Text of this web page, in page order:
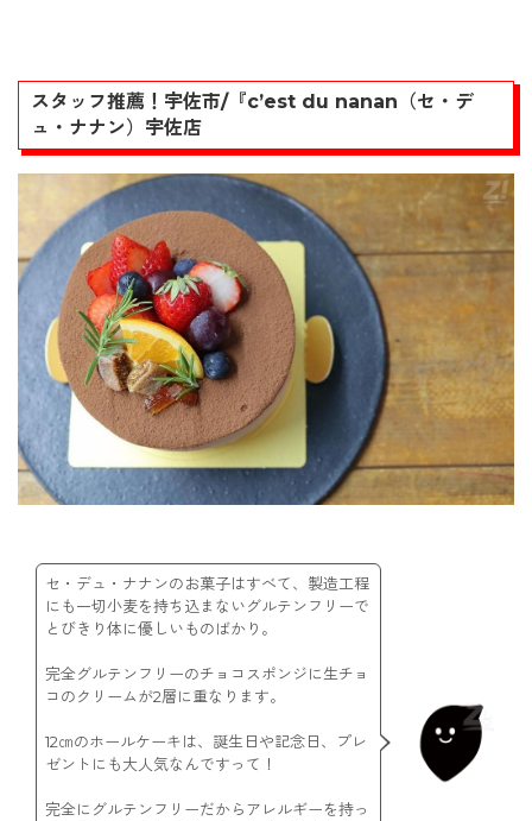
スタッフ推薦！宇佐市/『c’est du nanan（セ・デ
ュ・ナナン）宇佐店
セ・デュ・ナナンのお菓子はすべて、製造工程
にも一切小麦を持ち込まないグルテンフリーで
とびきり体に優しいものばかり。
完全グルテンフリーのチョコスポンジに生チョ
コのクリームが2層に重なります。
12㎝のホールケーキは、誕生日や記念日、プレ
ゼントにも大人気なんですって！
完全にグルテンフリーだからアレルギーを持っ